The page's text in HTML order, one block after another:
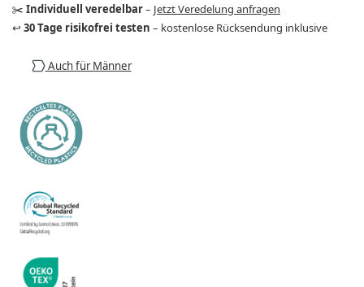
✂️ Individuell veredelbar– Jetzt Veredelung anfragen
↩️ 30 Tage risikofrei testen – kostenlose Rücksendung inklusive
Auch für Männer